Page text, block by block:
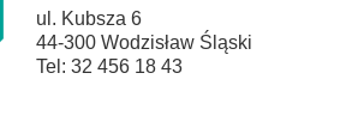
ul. Kubsza 6
44-300 Wodzisław Śląski
Tel: 32 456 18 43